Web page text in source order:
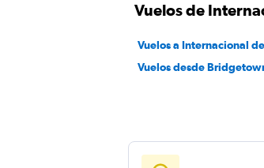
Vuelos de
Vuelos a Internacional
Vuelos desde